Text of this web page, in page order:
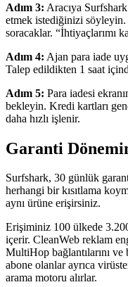
Adım 3: Aracıya
etmek istediğinizi
soracaklar. “İhtiyaçlarımı
Adım 4: Ajan para iade
Talep edildikten 1 saat
Adım 5: Para iadesi
bekleyin. Kredi kartları
daha hızlı işlenir.
Garanti
Surfshark, 30 günlük
herhangi bir kısıtlama
aynı ürüne erişirsiniz.
Erişiminiz 100 ülkede
içerir. CleanWeb reklam
MultiHop bağlantılarını
abone olanlar ayrıca
arama motoru alırlar.